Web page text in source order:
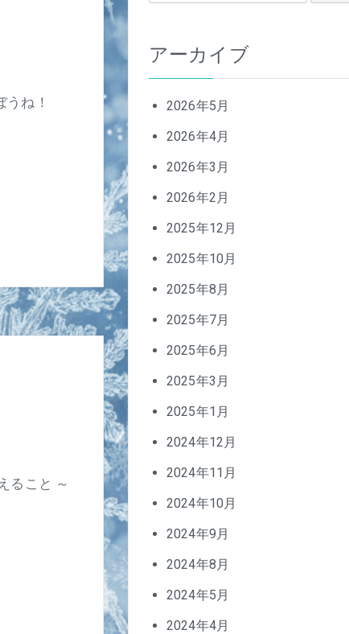
うね！
ること ～
索:
アーカイブ
2026年5月
2026年4月
2026年3月
2026年2月
2025年12月
2025年10月
2025年8月
2025年7月
2025年6月
2025年3月
2025年1月
2024年12月
2024年11月
2024年10月
2024年9月
2024年8月
2024年5月
2024年4月